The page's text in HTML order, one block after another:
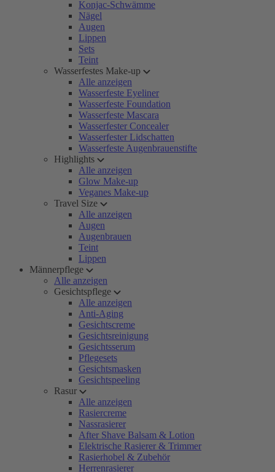
Konjac-Schwämme
Nägel
Augen
Lippen
Sets
Teint
Wasserfestes Make-up
Alle anzeigen
Wasserfeste Eyeliner
Wasserfeste Foundation
Wasserfeste Mascara
Wasserfester Concealer
Wasserfester Lidschatten
Wasserfeste Augenbrauenstifte
Highlights
Alle anzeigen
Glow Make-up
Veganes Make-up
Travel Size
Alle anzeigen
Augen
Augenbrauen
Teint
Lippen
Männerpflege
Alle anzeigen
Gesichtspflege
Alle anzeigen
Anti-Aging
Gesichtscreme
Gesichtsreinigung
Gesichtsserum
Pflegesets
Gesichtsmasken
Gesichtspeeling
Rasur
Alle anzeigen
Rasiercreme
Nassrasierer
After Shave Balsam & Lotion
Elektrische Rasierer & Trimmer
Rasierhobel & Zubehör
Herrenrasierer